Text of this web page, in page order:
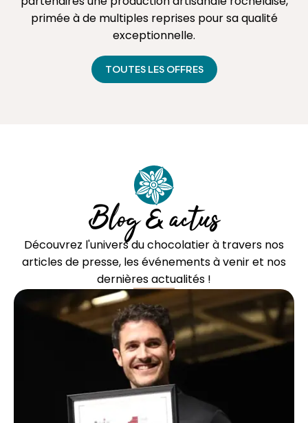
primée à de multiples reprises pour sa qualité
exceptionnelle.
TOUTES LES OFFRES
Blog & actus
Découvrez l'univers du chocolatier à travers nos
articles de presse, les événements à venir et nos
dernières actualités !